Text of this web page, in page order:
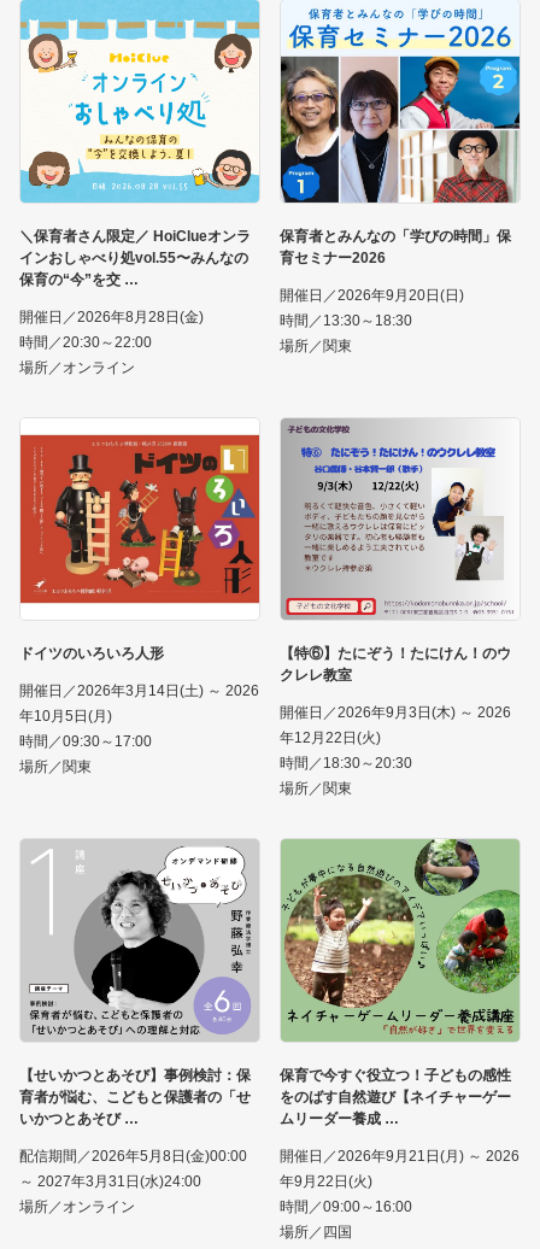
＼保育者さん限定／ HoiClueオンラ
インおしゃべり処vol.55〜みんなの
保育の“今”を交
開催日／2026年8月28日(金)
時間／20:30～22:00
場所／オンライン
保育者とみんなの「学びの時間」保
育セミナー2026
開催日／2026年9月20日(日)
時間／13:30～18:30
場所／関東
ドイツのいろいろ人形
開催日／2026年3月14日(土) ～ 2026
年10月5日(月)
時間／09:30～17:00
場所／関東
【特⑥】たにぞう！たにけん！のウ
クレレ教室
開催日／2026年9月3日(木) ～ 2026
年12月22日(火)
時間／18:30～20:30
場所／関東
【せいかつとあそび】事例検討：保
育者が悩む、こどもと保護者の「せ
いかつとあそび
配信期間／2026年5月8日(金)00:00
～ 2027年3月31日(水)24:00
場所／オンライン
保育で今すぐ役立つ！子どもの感性
をのばす自然遊び【ネイチャーゲー
ムリーダー養成
開催日／2026年9月21日(月) ～ 2026
年9月22日(火)
時間／09:00～16:00
場所／四国